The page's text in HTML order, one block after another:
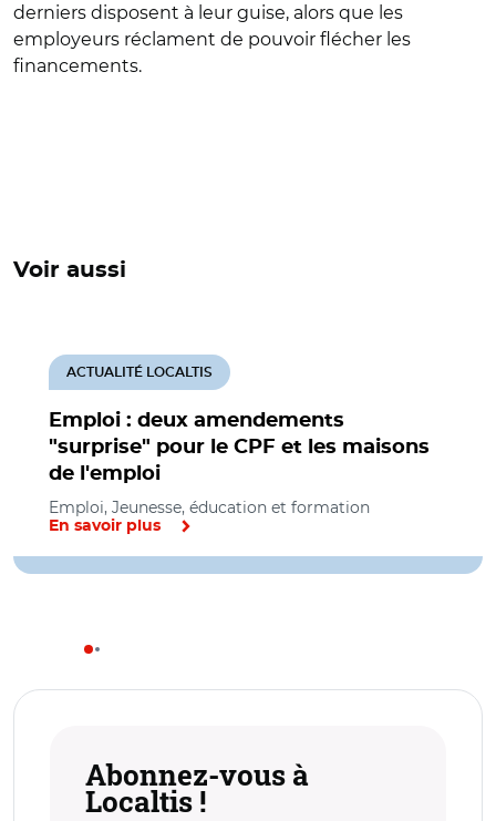
derniers disposent à leur guise, alors que les
employeurs réclament de pouvoir flécher les
financements.
Voir aussi
Emploi : deux amendements
"surprise" pour le CPF et les maisons
de l'emploi
ACTUALITÉ LOCALTIS
Emploi, Jeunesse, éducation et formation
En savoir plus
Abonnez-vous à
Localtis !